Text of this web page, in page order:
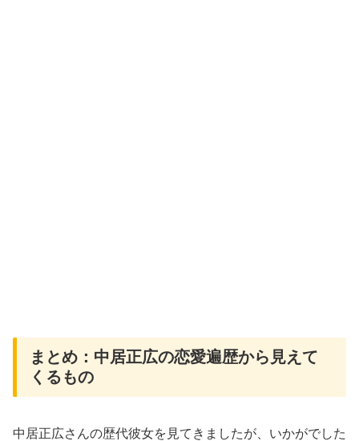
まとめ：中居正広の恋愛遍歴から見えて
くるもの
中居正広さんの歴代彼女を見てきましたが、いかがでした